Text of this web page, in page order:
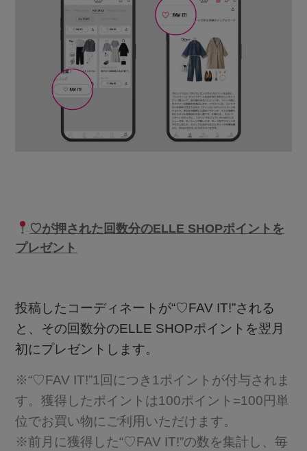
♡が押された回数分のELLE SHOPポイントを
プレゼント
投稿したコーディネートが“♡FAV IT!”される
と、その回数分のELLE SHOPポイントを翌月
初にプレゼントします。
※“♡FAV IT!”1回につき1ポイントが付与されま
す。獲得したポイントは100ポイント=100円単
位でお買い物にご利用いただけます。
※前月に獲得した“♡FAV IT!”の数を集計し、毎